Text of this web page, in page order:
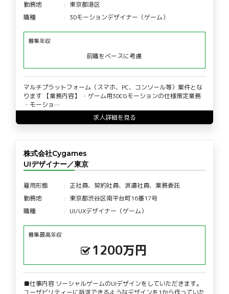
勤務地
東京都港区
職種
3Dモーションデザイナー（ゲーム）
募集年収
前職をベースに考慮
マルチプラットフォーム（スマホ、PC、コンソール等）案件とな
ります 【業務内容】 ・ゲーム用3DCGモーションの仕様策定業務
・モーショ…
求人詳細を見る
株式会社Cygames
UIデザイナー／東京
雇用形態
正社員、契約社員、派遣社員、業務委託
勤務地
東京都渋谷区南平台町16番17号
職種
UI/UXデザイナー（ゲーム）
募集最高年収
1200万円
■仕事内容 ソーシャルゲームのUIデザインをしていただきます。